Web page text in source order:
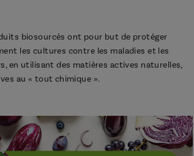
biosourcés ont pour but de protéger
les cultures contre les maladies et les
en utilisant des matières actives naturelles,
au « tout chimique ».